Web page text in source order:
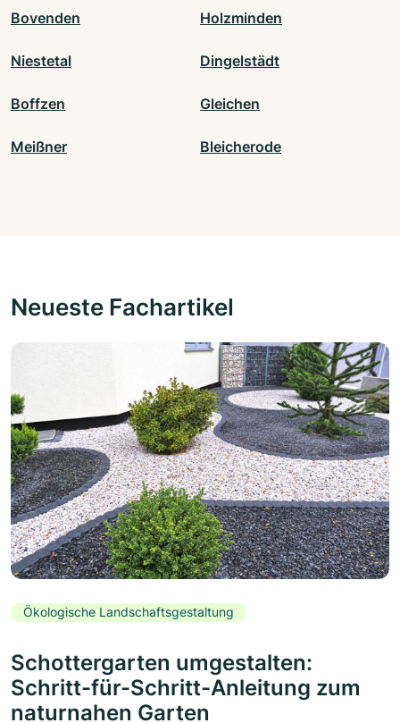
Bovenden Holzminden
Niestetal Dingelstädt
Boffzen Gleichen
Meißner Bleicherode
Neueste Fachartikel
Ökologische Landschaftsgestaltung
Schottergarten umgestalten:
Schritt-für-Schritt-Anleitung zum
naturnahen Garten